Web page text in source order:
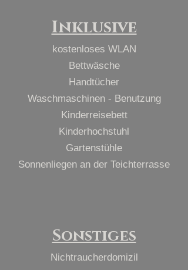
Inklusive
kostenloses WLAN
Bettwäsche
Handtücher
Waschmaschinen - Benutzung
Kinderreisebett
Kinderhochstuhl
Gartenstühle
Sonnenliegen an der Teichterrasse
Sonstiges
Nichtraucherdomizil